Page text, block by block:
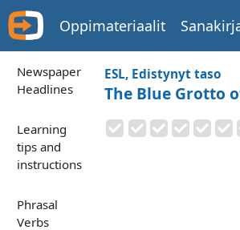
Oppimateriaalit
Newspaper
Headlines
Learning
tips and
instructions
Phrasal
Verbs
ESL, Edistynyt taso
The Blue Grotto